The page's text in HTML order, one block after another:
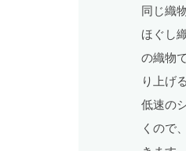
同じ織
ほぐし
の織物
り上げ
低速の
くので